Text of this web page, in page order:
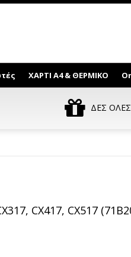
ΧΑΡΤΙ Α4 & ΘΕΡΜΙΚΟ
ΔΕΣ
CX417, CX517